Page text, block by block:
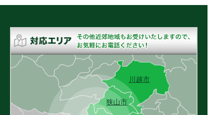
狭山市
川越市